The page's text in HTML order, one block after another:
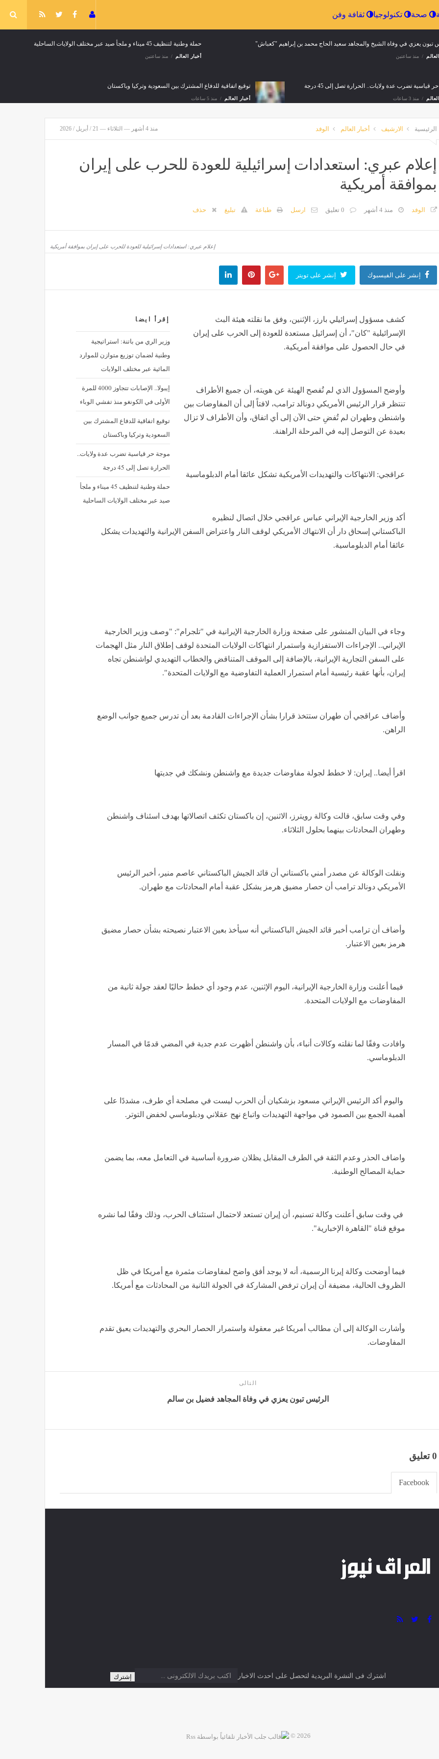
الرياضة صحة تكنولوجيا
تبون يعزي في وفاة الشيخ والمجاهد سعيد الحاج محمد بن إبراهيم "كعباش"
منذ ساعتين
حملة وطنية لتنظيف 45 ميناء و ملجأ صيد عبر مختلف الولايات الساحلية
أخبار العالم منذ ساعتين
قياسية تضرب عدة ولايات.. الحرارة تصل إلى 45 درجة
منذ 3 ساعات
توقيع اتفاقية للدفاع المشترك بين السعودية وتركيا وباكستان
أخبار العالم منذ 5 ساعات
الري من باتنة: استراتيجية وطنية لضمان توزيع متوازن للموارد المائية عبر مختلف الولايات
الرئيسية الارشيف أخبار العالم الوفد منذ 4 أشهر — الثلاثاء — 21 / أبريل / 2026
إعلام عبري: استعدادات إسرائيلية للعودة للحرب على إيران
بموافقة أمريكية
الوفد منذ 4 أشهر 0 تعليق ارسل طباعة تبليغ حذف
إعلام عبري: استعدادات إسرائيلية للعودة للحرب على إيران بموافقة أمريكية
إنشر على الفيسبوك إنشر على تويتر
إقرأ ايضا
وزير الري من باتنة: استراتيجية
وطنية لضمان توزيع متوازن للموارد
المائية عبر مختلف الولايات
إيبولا.. الإصابات تتجاوز 4000 للمرة
الأولى في الكونغو منذ تفشي الوباء
توقيع اتفاقية للدفاع المشترك بين
السعودية وتركيا وباكستان
موجة حر قياسية تضرب عدة ولايات..
الحرارة تصل إلى 45 درجة
حملة وطنية لتنظيف 45 ميناء و ملجأ
صيد عبر مختلف الولايات الساحلية
كشف مسؤول إسرائيلي بارز، الإثنين، وفق ما نقلته هيئة البث
الإسرائيلية "كان"، أن إسرائيل مستعدة للعودة إلى الحرب على إيران
في حال الحصول على موافقة أمريكية.
وأوضح المسؤول الذي لم تُفصح الهيئة عن هويته، أن جميع الأطراف
تنتظر قرار الرئيس الأمريكي دونالد ترامب، لافتاً إلى أن المفاوضات بين
واشنطن وطهران لم تُفضِ حتى الآن إلى أي اتفاق، وأن الأطراف لا تزال
بعيدة عن التوصل إليه في المرحلة الراهنة.
عراقجي: الانتهاكات والتهديدات الأمريكية تشكل عائقا أمام الدبلوماسية
أكد وزير الخارجية الإيراني عباس عراقجي خلال اتصال لنظيره
الباكستاني إسحاق دار أن الانتهاك الأمريكي لوقف النار واعتراض السفن الإيرانية والتهديدات يشكل
عائقا أمام الدبلوماسية.
وجاء في البيان المنشور على صفحة وزارة الخارجية الإيرانية في "تلجرام": "وصف وزير الخارجية
الإيراني.. الإجراءات الاستفزازية واستمرار انتهاكات الولايات المتحدة لوقف إطلاق النار مثل الهجمات
على السفن التجارية الإيرانية، بالإضافة إلى الموقف المتناقض والخطاب التهديدي لواشنطن تجاه
إيران، بأنها عقبة رئيسية أمام استمرار العملية التفاوضية مع الولايات المتحدة".
وأضاف عراقجي أن طهران ستتخذ قرارا بشأن الإجراءات القادمة بعد أن تدرس جميع جوانب الوضع
الراهن.
اقرأ أيضا.. إيران: لا خطط لجولة مفاوضات جديدة مع واشنطن ونشكك في جديتها
وفي وقت سابق، قالت وكالة رويترز، الاثنين، إن باكستان تكثف اتصالاتها بهدف اسئناف واشنطن
وطهران المحادثات بينهما بحلول الثلاثاء.
ونقلت الوكالة عن مصدر أمني باكستاني أن قائد الجيش الباكستاني عاصم منير، أخبر الرئيس
الأمريكي دونالد ترامب أن حصار مضيق هرمز يشكل عقبة أمام المحادثات مع طهران.
وأضاف أن ترامب أخبر قائد الجيش الباكستاني أنه سيأخذ بعين الاعتبار نصيحته بشأن حصار مضيق
هرمز بعين الاعتبار.
فيما أعلنت وزارة الخارجية الإيرانية، اليوم الإثنين، عدم وجود أي خطط حاليًا لعقد جولة ثانية من
المفاوضات مع الولايات المتحدة.
وافادت وفقًا لما نقلته وكالات أنباء، بأن واشنطن أظهرت عدم جدية في المضي قدمًا في المسار
الدبلوماسي.
واليوم أكد الرئيس الإيراني مسعود بزشكيان أن الحرب ليست في مصلحة أي طرف، مشددًا على
أهمية الجمع بين الصمود في مواجهة التهديدات واتباع نهج عقلاني ودبلوماسي لخفض التوتر.
واضاف الحذر وعدم الثقة في الطرف المقابل يظلان ضرورة أساسية في التعامل معه، بما يضمن
حماية المصالح الوطنية.
في وقت سابق أعلنت وكالة تسنيم، أن إيران تستعد لاحتمال استئناف الحرب، وذلك وفقًا لما نشره
موقع قناة "القاهرة الإخبارية".
فيما أوضحت وكالة إيرنا الرسمية، أنه لا يوجد أفق واضح لمفاوضات مثمرة مع أمريكا في ظل
الظروف الحالية، مضيفة أن إيران ترفض المشاركة في الجولة الثانية من المحادثات مع أمريكا.
وأشارت الوكالة إلى أن مطالب أمريكا غير معقولة واستمرار الحصار البحري والتهديدات يعيق تقدم
المفاوضات.
التالى
الرئيس تبون يعزي في وفاة المجاهد فضيل بن سالم
0 تعليق
Facebook
اشترك فى النشرة البريدية لتحصل على احدث الاخبار
2026 ©